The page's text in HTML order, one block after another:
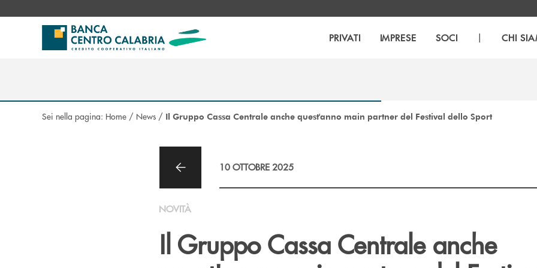
PRIVATI IMPRESE SOCI | CHI
Sei nella pagina: Home / News / Il Gruppo Cassa Centrale anche quest'anno main partner del Festival dello Sport
10 OTTOBRE 2025
NOVITÀ
Il Gruppo Cassa Centrale anche